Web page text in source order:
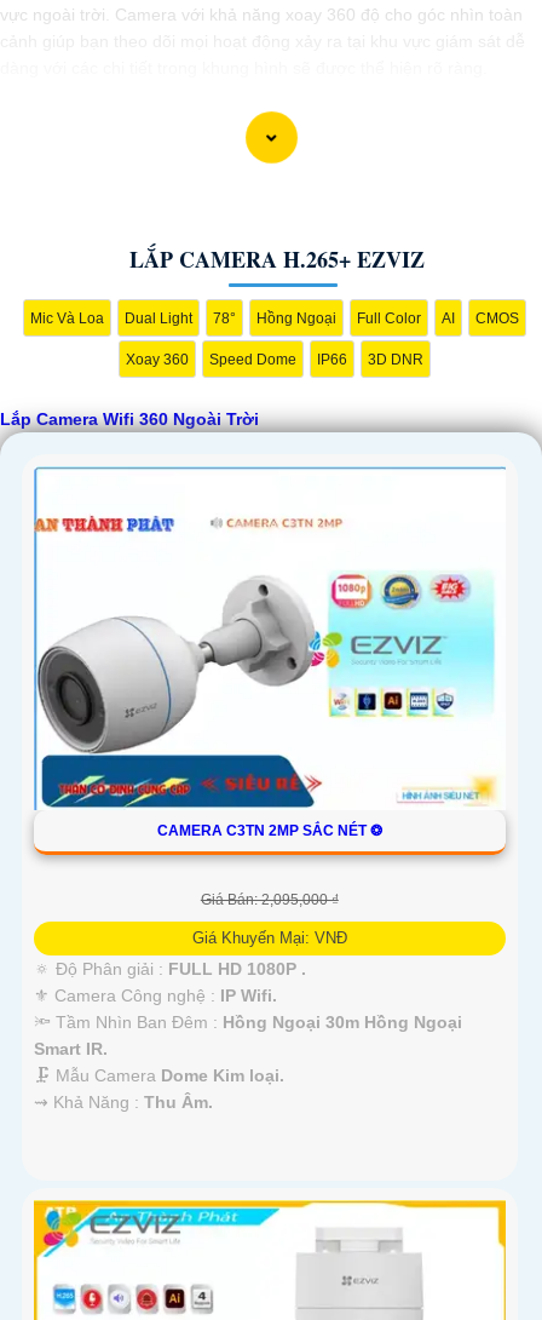
vực ngoài trời. Camera với khả năng xoay 360 độ cho góc nhìn toàn
Camera được thiết kế chắc chắn, chống nước và chống bụi giúp
camera hoạt động ổn định trong mọi điều kiện thời tiết. ️Với camera wifi
LẮP CAMERA H.265+ EZVIZ
Mic Và Loa Dual Light 78° Hồng Ngoại Full Color AI CMOS
Xoay 360 Speed Dome IP66 3D DNR
Lắp Camera Wifi 360 Ngoài Trời
CAMERA C3TN 2MP SẮC NÉT ❂
Giá Bán: 2,095,000 ₫
Giá Khuyến Mại: VNĐ
🔅 Độ Phân giải : FULL HD 1080P .
⚜️ Camera Công nghệ : IP Wifi.
🔦 Tầm Nhìn Ban Đêm : Hồng Ngoại 30m Hồng Ngoại
Smart IR.
🗜️ Mẫu Camera Dome Kim loại.
️⇝ Khả Năng : Thu Âm.